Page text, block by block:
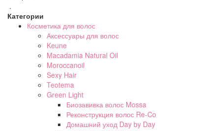
.
Категории
Косметика для волос
Аксессуары для волос
Keune
Macadamia Natural Oil
Moroccanoil
Sexy Hair
Teotema
Green Light
Биозавивка волос Mossa
Реконструкция волос Re-Co
Домашний уход Day by Day